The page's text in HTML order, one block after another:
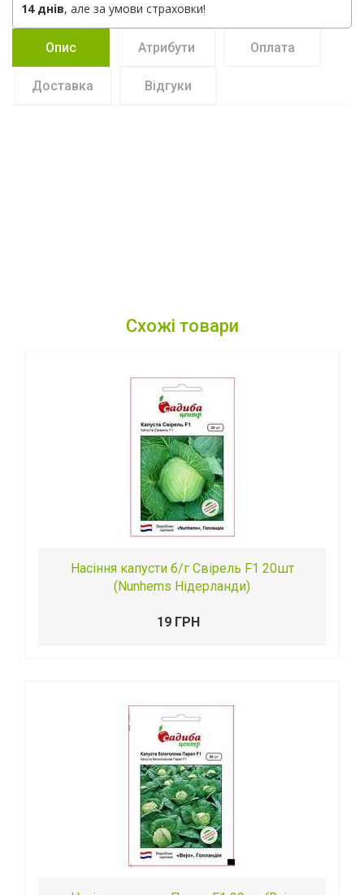
14 днів, але за умови страховки!
Опис Атрибути Оплата
Доставка Відгуки
Схожі товари
Насіння капусти б/г Свірель F1 20шт
(Nunhems Нідерланди)
19 ГРН